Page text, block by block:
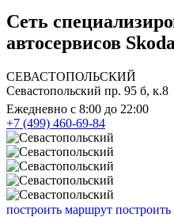
Сеть
автосервисов
СЕВАСТОПОЛЬСКИЙ
Севастопольский пр. 95 б, к.8
Ежедневно с 8:00 до 22:00
+7 (499) 460-69-84
построить маршрут